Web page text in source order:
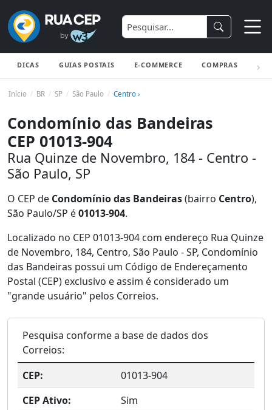
DICAS GUIAS POSTAIS E-COMMERCE COMPRAS
Início BR SP São Paulo Centro ›
Condomínio das Bandeiras
CEP 01013-904
Rua Quinze de Novembro, 184 - Centro -
São Paulo, SP
O CEP de Condomínio das Bandeiras(bairro Centro),
São Paulo/SP é01013-904.
Localizado no CEP 01013-904 com endereço Rua Quinze
de Novembro, 184, Centro, São Paulo - SP, Condomínio
das Bandeiras possui um Código de Endereçamento
Postal (CEP) exclusivo e assim é considerado um
"grande usuário" pelos Correios.
Pesquisa conforme a base de dados dos
Correios:
CEP:
01013-904
CEP Ativo:
Sim